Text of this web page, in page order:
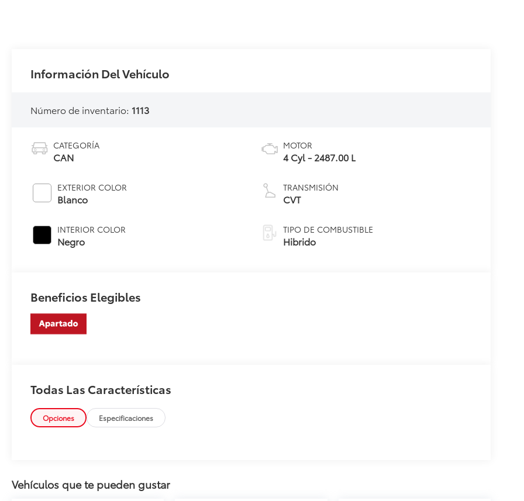
Información Del Vehículo
Número de inventario: 1113
CATEGORÍA
CAN
EXTERIOR COLOR
Blanco
INTERIOR COLOR
Negro
MOTOR
4 Cyl - 2487.00 L
TRANSMISIÓN
CVT
TIPO DE COMBUSTIBLE
Hibrido
Beneficios Elegibles
Todas Las Características
Opciones Especificaciones
Vehículos que te pueden gustar